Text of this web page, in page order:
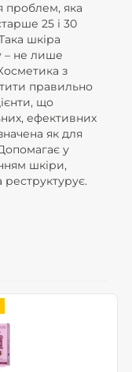
проблем, яка
25 і 30
шкіра
– не лише
з
правильно
що
ефективних
як для
у
шкіри,
реструктурує.